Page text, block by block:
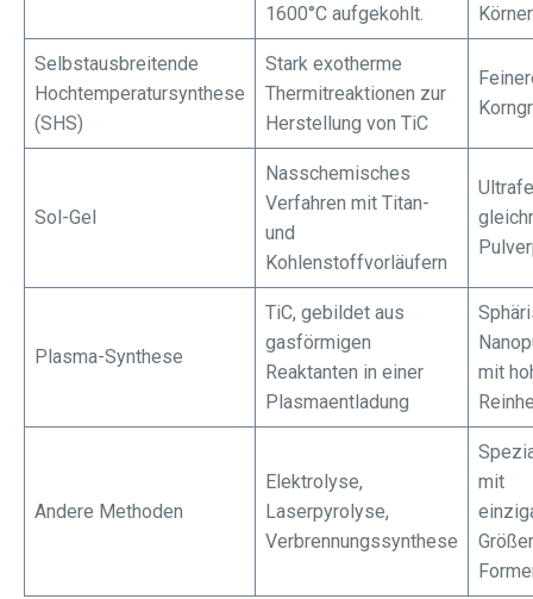
1600°C aufgekohlt.
Körner
Selbstausbreitende
Hochtemperatursynthese
(SHS)
Stark exotherme
Thermitreaktionen zur
Herstellung von TiC
Sol-Gel
Nasschemisches
Verfahren mit Titan-
und
Kohlenstoffvorläufern
Plasma-Synthese
TiC, gebildet aus
gasförmigen
Reaktanten in einer
Plasmaentladung
mit
Andere Methoden
Elektrolyse,
Laserpyrolyse,
Verbrennungssynthese
mit